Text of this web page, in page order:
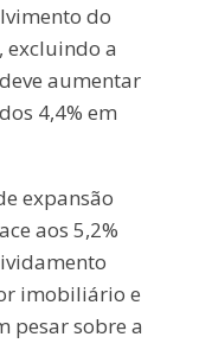
do
excluindo a
aumentar
4,4% em
expansão
aos 5,2%
imobiliário e
pesar sobre a